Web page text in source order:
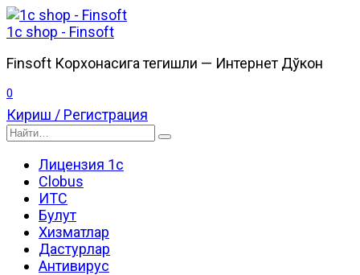
Перейти
к
1c shop - Finsoft
Finsoft Корхонасига тегишли — Интернет Дўкон
0
Кириш / Регистрация
Search
Лицензия 1с
Clobus
ИТС
Булут
Хизматлар
Дастурлар
Антивирус